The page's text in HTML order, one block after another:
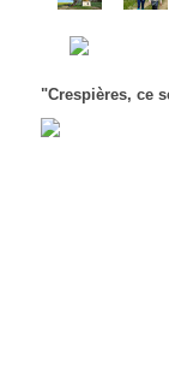
"Crespières, ce